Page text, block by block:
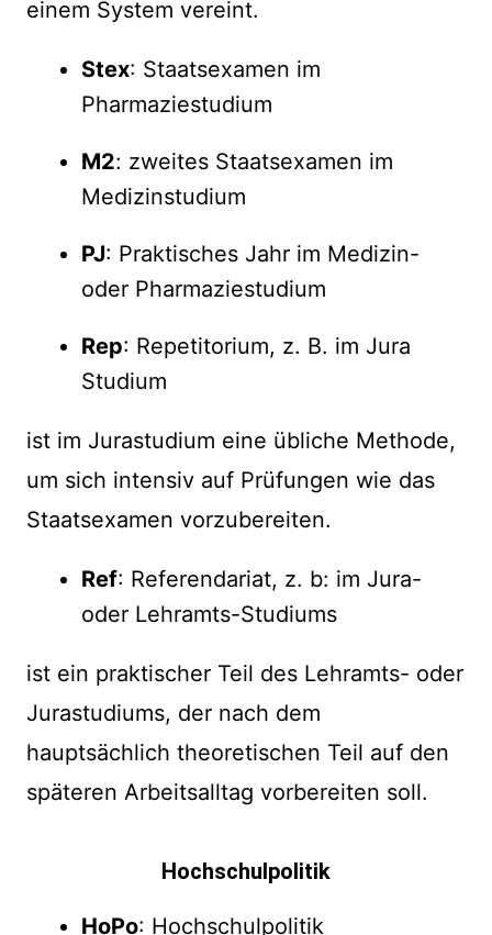
einem System vereint.
Stex: Staatsexamen im
Pharmaziestudium
M2: zweites Staatsexamen im
Medizinstudium
PJ: Praktisches Jahr im Medizin-
oder Pharmaziestudium
Rep: Repetitorium, z. B. im Jura
Studium
ist im Jurastudium eine übliche Methode,
um sich intensiv auf Prüfungen wie das
Staatsexamen vorzubereiten.
Ref: Referendariat, z. b: im Jura-
oder Lehramts-Studiums
ist ein praktischer Teil des Lehramts- oder
Jurastudiums, der nach dem
hauptsächlich theoretischen Teil auf den
späteren Arbeitsalltag vorbereiten soll.
Hochschulpolitik
HoPo: Hochschulpolitik